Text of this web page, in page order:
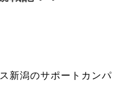
新潟のサポートカンパ